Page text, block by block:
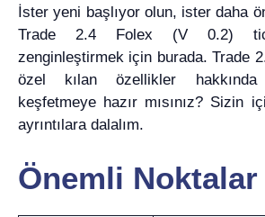
İster yeni başlıyor olun, ister daha
Trade 2.4 Folex (V 0.2)
zenginleştirmek için burada. Trade
özel kılan özellikler hakkında
keşfetmeye hazır mısınız? Sizin
ayrıntılara dalalım.
Önemli Noktalar